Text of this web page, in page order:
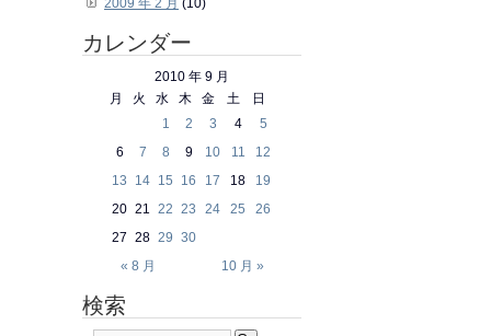
カレンダー
2010 年 9 月
月
火 水 木 金 土 日
« 8 月 10 月 »
1 2 3 4
5
6
7 8 9 10 11
12
13
14 15 16 17 18
19
20 21 22 23 24 25
26
27 28 29 30
検索